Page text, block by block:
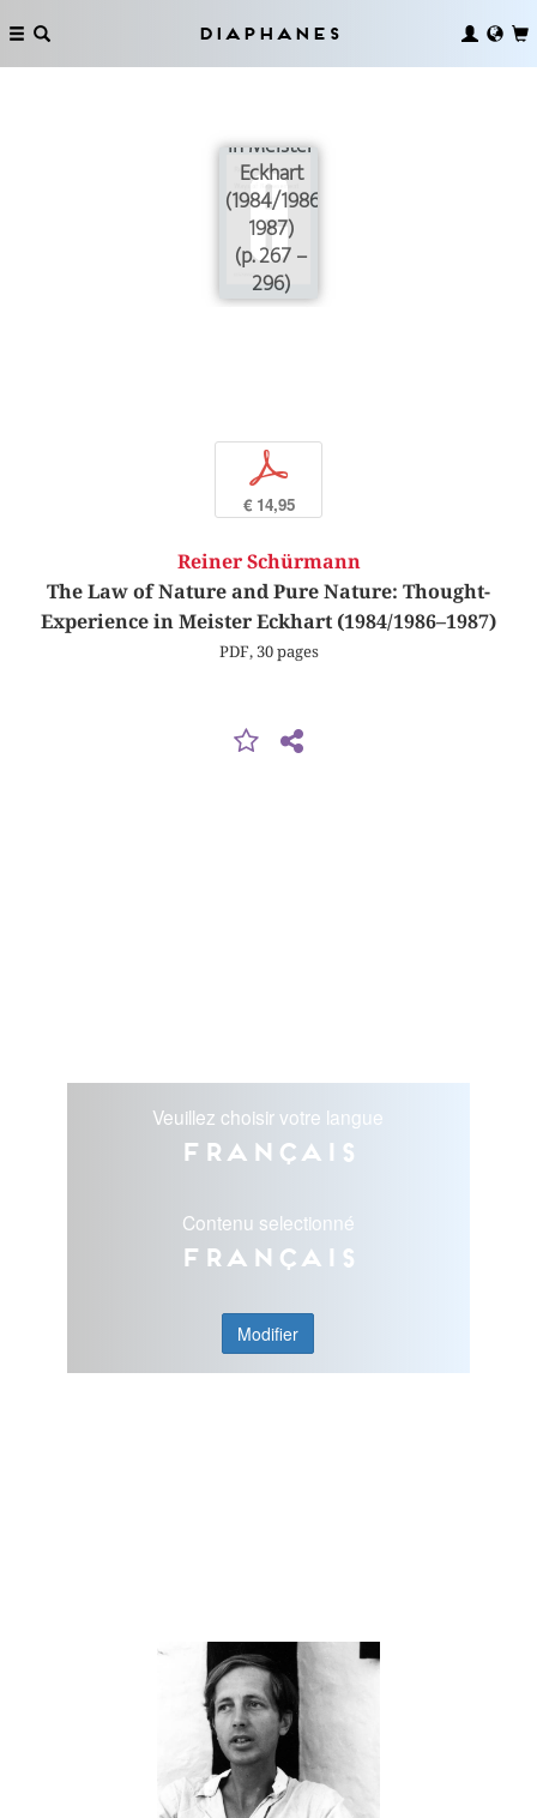
Diaphanes
and Pure
Nature:
in Meister
Eckhart
(1984/1986–
1987)
(p. 267 –
296)
p
€ 14,95
Reiner Schürmann
The Law of Nature and Pure Nature: Thought-
Experience in Meister Eckhart (1984/1986–1987)
PDF, 30 pages
Veuillez choisir votre langue
Français
Contenu selectionné
Français
Modifier